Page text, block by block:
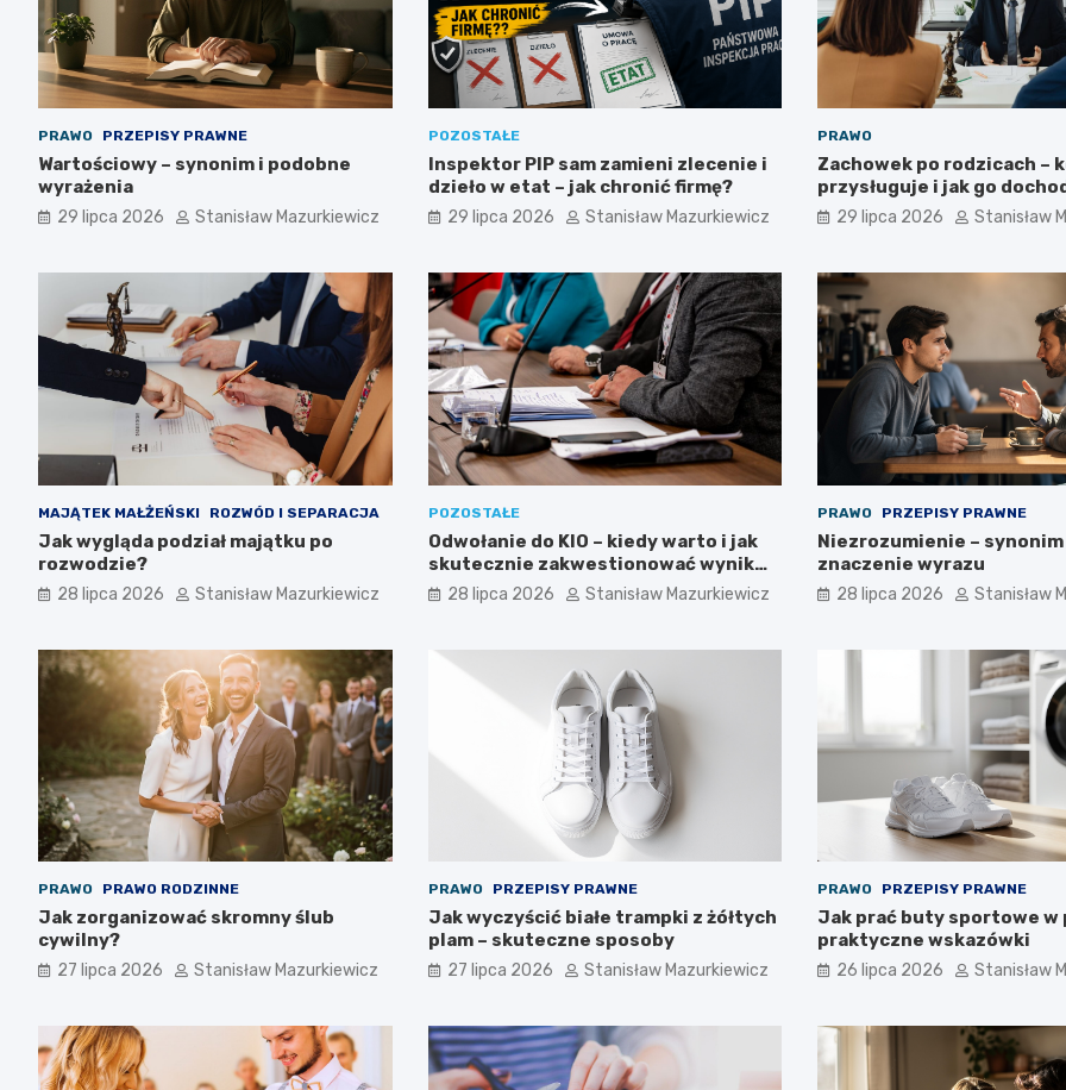
PRAWO PRZEPISY PRAWNE
Wartościowy – synonim i podobne
wyrażenia
29 lipca 2026 Stanisław Mazurkiewicz
POZOSTAŁE
Inspektor PIP sam zamieni zlecenie i
dzieło w etat – jak chronić firmę?
29 lipca 2026 Stanisław Mazurkiewicz
PRAWO
Zachowek po rodzicach –
przysługuje i jak go
29 lipca 2026 Stanisław
MAJĄTEK MAŁŻEŃSKI ROZWÓD I SEPARACJA
Jak wygląda podział majątku po
rozwodzie?
28 lipca 2026 Stanisław Mazurkiewicz
POZOSTAŁE
Odwołanie do KIO – kiedy warto i jak
skutecznie zakwestionować wynik
przetargu
28 lipca 2026 Stanisław Mazurkiewicz
PRAWO PRZEPISY PRAWNE
Niezrozumienie – synonim
znaczenie wyrazu
28 lipca 2026 Stanisław
PRAWO PRAWO RODZINNE
Jak zorganizować skromny ślub
cywilny?
27 lipca 2026 Stanisław Mazurkiewicz
PRAWO PRZEPISY PRAWNE
Jak wyczyścić białe trampki z żółtych
plam – skuteczne sposoby
27 lipca 2026 Stanisław Mazurkiewicz
PRAWO PRZEPISY PRAWNE
Jak prać buty sportowe w
praktyczne wskazówki
26 lipca 2026 Stanisław